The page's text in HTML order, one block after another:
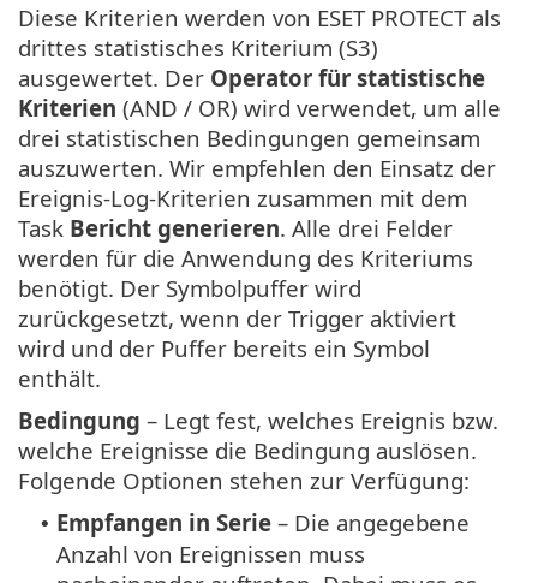
Diese Kriterien werden von ESET PROTECT als
drittes statistisches Kriterium (S3)
ausgewertet. Der Operator für statistische
Kriterien (AND / OR) wird verwendet, um alle
drei statistischen Bedingungen gemeinsam
auszuwerten. Wir empfehlen den Einsatz der
Ereignis-Log-Kriterien zusammen mit dem
Task Bericht generieren. Alle drei Felder
werden für die Anwendung des Kriteriums
benötigt. Der Symbolpuffer wird
zurückgesetzt, wenn der Trigger aktiviert
wird und der Puffer bereits ein Symbol
enthält.
Bedingung – Legt fest, welches Ereignis bzw.
welche Ereignisse die Bedingung auslösen.
Folgende Optionen stehen zur Verfügung:
• Empfangen in Serie – Die angegebene
Anzahl von Ereignissen muss